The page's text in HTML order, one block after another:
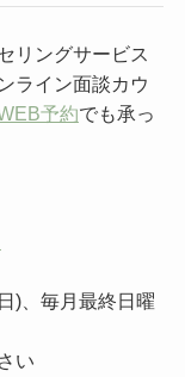
リングサービス
ライン面談カウ
予約でも承っ
)、毎月最終日曜
い